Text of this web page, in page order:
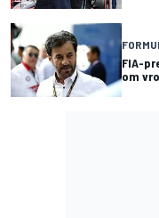
FIA-
om